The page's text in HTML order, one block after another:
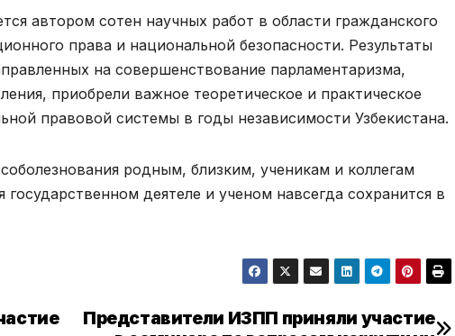
автором сотен научных работ в области гражданского
права и национальной безопасности. Результаты
на совершенствование парламентаризма,
приобрели важное теоретическое и практическое
правовой системы в годы независимости Узбекистана.
родным, близким, ученикам и коллегам
деятеле и ученом навсегда сохранится в
Представители ИЗПП приняли участие